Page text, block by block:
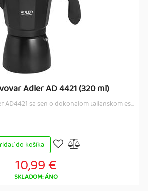
Adler AD 4421 (320 ml)
sa sen o dokonalom talianskom es...
do košíka
10,99 €
SKLADOM: ÁNO